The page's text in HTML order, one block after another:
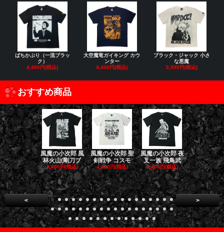
ばちかぶり（一流ブラッ
ク）
4,400円(税込)
大空魔竜ガイキング カウ
ンター
4,400円(税込)
ブラック・ジャック 小さ
な悪魔
5,500円(税込)
おすすめ商品
風魔の小次郎 風
林火山(剛刀ブ
4,400円(税込)
風魔の小次郎 聖
剣戦争 コスモ
4,400円(税込)
風魔の小次郎 夜
叉一族 飛鳥武
4,400円(税込)
風魔の小次
魔一族 竜
4,400円(税
< >